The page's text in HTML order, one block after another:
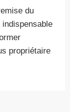
du
propriétaire